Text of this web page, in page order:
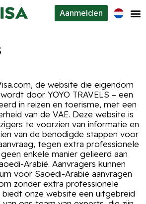
Aanmelden
de website die eigendom
door YOYO TRAVELS – een
in reizen en toerisme, met een
van de VAE. Deze website is
te voorzien van informatie en
van de benodigde stappen voor
tegen extra professionele
enkele manier gelieerd aan
Arabië. Aanvragers kunnen
voor Saoedi-Arabië aanvragen
zonder extra professionele
biedt onze website een uitgebreid